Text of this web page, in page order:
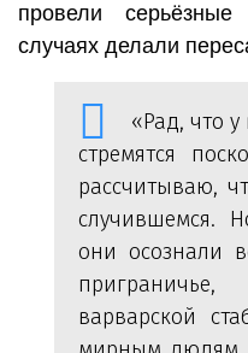
провели
случаях делали
«Рад, что у
стремятся
рассчитываю,
случившемся.
они осознали
варварской